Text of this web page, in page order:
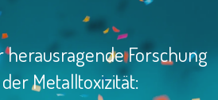
Forschung
Metalltoxizität: